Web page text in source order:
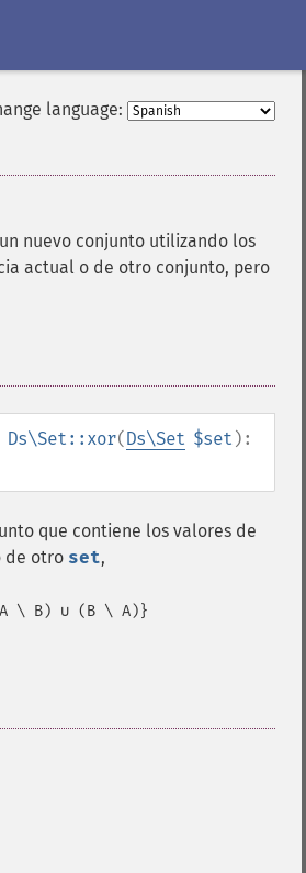
language:
nuevo conjunto utilizando los
actual o de otro conjunto, pero
Ds\Set::xor(Ds\Set $set ):
que contiene los valores de
de otro set,
\ B) ∪ (B \ A)}